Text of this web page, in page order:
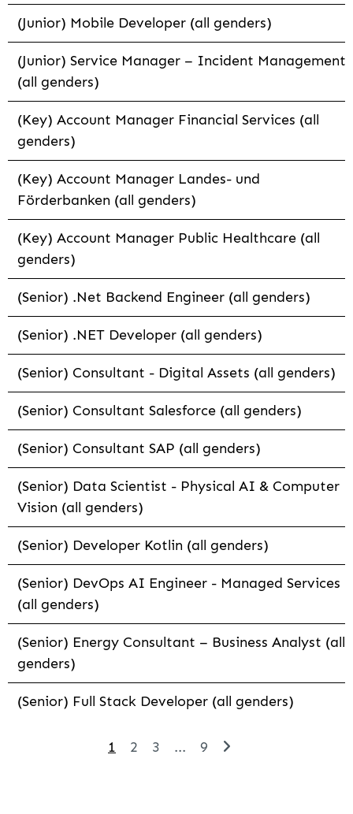
(Junior) Mobile Developer (all genders)
(Junior) Service Manager – Incident Management
(all genders)
(Key) Account Manager Financial Services (all
genders)
(Key) Account Manager Landes- und
Förderbanken (all genders)
(Key) Account Manager Public Healthcare (all
genders)
(Senior) .Net Backend Engineer (all genders)
(Senior) .NET Developer (all genders)
(Senior) Consultant - Digital Assets (all genders)
(Senior) Consultant Salesforce (all genders)
(Senior) Consultant SAP (all genders)
(Senior) Data Scientist - Physical AI & Computer
Vision (all genders)
(Senior) Developer Kotlin (all genders)
(Senior) DevOps AI Engineer - Managed Services
(all genders)
(Senior) Energy Consultant – Business Analyst (all
genders)
(Senior) Full Stack Developer (all genders)
1 2 3 ... 9